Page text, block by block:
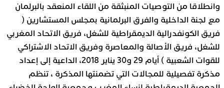
وانطلاقا من التوصيات المنبثقة من اللقاء المنعقد بالبرلمان
مع لجنة الداخلية والفرق البرلمانية بمجلس المستشارين (
فريق الكونفدرالية الديمقراطية للشغل، فريق الاتحاد المغربي
للشغل، فريق الأصالة والمعاصرة وفريق الاتحاد الاشتراكي
للقوات الشعبية ) أيام 29 و30 يناير 2018، الداعية إلى إعداد
مذكرة تفصيلية للمجالات التي تضمنتها المذكرة ، تنظم